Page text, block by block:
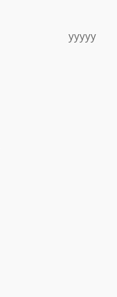
yyyyy